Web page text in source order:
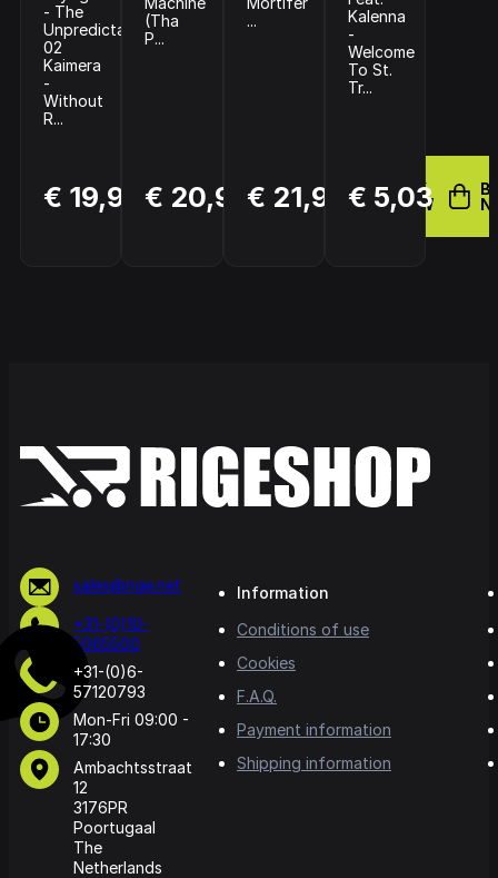
- The
Unpredictable
02
Kaimera
-
Without
R...
€ 19,95
BUY
NOW
(Tha
P...
€ 20,99
BUY
NOW
...
€ 21,99
BUY
NOW
Kalenna
-
Welcome
To St.
Tr...
€ 5,03
sales@rige.net
+31-(0)10-
5065500
+31-(0)6-
57120793
Mon-Fri 09:00 -
17:30
Ambachtsstraat
12
3176PR
Poortugaal
The
Netherlands
Information
Conditions of use
Cookies
F.A.Q.
Payment information
Shipping information